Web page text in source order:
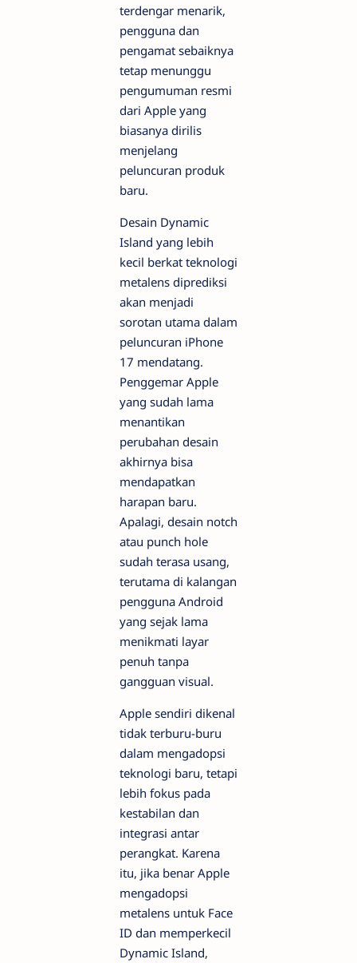
terdengar menarik,
pengguna dan
pengamat sebaiknya
tetap menunggu
pengumuman resmi
dari Apple yang
biasanya dirilis
menjelang
peluncuran produk
baru.
Desain Dynamic
Island yang lebih
kecil berkat teknologi
metalens diprediksi
akan menjadi
sorotan utama dalam
peluncuran iPhone
17 mendatang.
Penggemar Apple
yang sudah lama
menantikan
perubahan desain
akhirnya bisa
mendapatkan
harapan baru.
Apalagi, desain notch
atau punch hole
sudah terasa usang,
terutama di kalangan
pengguna Android
yang sejak lama
menikmati layar
penuh tanpa
gangguan visual.
Apple sendiri dikenal
tidak terburu-buru
dalam mengadopsi
teknologi baru, tetapi
lebih fokus pada
kestabilan dan
integrasi antar
perangkat. Karena
itu, jika benar Apple
mengadopsi
metalens untuk Face
ID dan memperkecil
Dynamic Island,